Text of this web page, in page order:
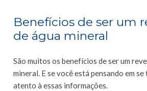
Benefícios de ser um
de água mineral
São muitos os benefícios de ser um
mineral. E se você está pensando em
atento à essas informações.